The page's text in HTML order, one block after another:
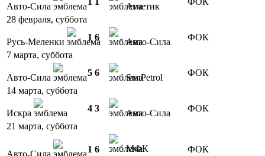
Авто-Сила Атлетик
28 февраля, суббота
Русь-Меленки 1 6 Авто-Сила
ФОК
7 марта, суббота
Авто-Сила 5 6 SunPetrol
ФОК
14 марта, суббота
Искра 4 3 Авто-Сила
ФОК
21 марта, суббота
Авто-Сила 1 6
МФК
ФОК